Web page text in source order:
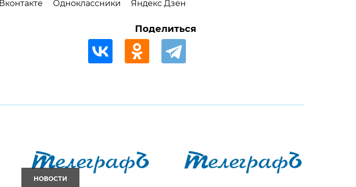
Вконтакте Одноклассники Яндекс Дзен
Поделиться
НОВОСТИ